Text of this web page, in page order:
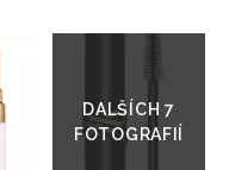
galerie